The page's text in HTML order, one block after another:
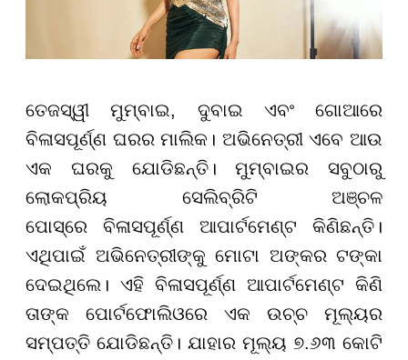
ତେଜସ୍ୱୀ ମୁମ୍ବାଇ, ଦୁବାଇ ଏବଂ ଗୋଆରେ
ବିଳାସପୂର୍ଣ୍ଣ ଘରର ମାଲିକ। ଅଭିନେତ୍ରୀ ଏବେ ଆଉ
ଏକ ଘରକୁ ଯୋଡିଛନ୍ତି। ମୁମ୍ବାଇର ସବୁଠାରୁ
ଲୋକପ୍ରିୟ ସେଲିବ୍ରିଟି ଅଞ୍ଚଳ
ପୋସ୍‌ରେ ବିଳାସପୂର୍ଣ୍ଣ ଆପାର୍ଟମେଣ୍ଟ କିଣିଛନ୍ତି।
ଏଥିପାଇଁ ଅଭିନେତ୍ରୀଙ୍କୁ ମୋଟା ଅଙ୍କର ଟଙ୍କା
ଦେଇଥିଲେ। ଏହି ବିଳାସପୂର୍ଣ୍ଣ ଆପାର୍ଟମେଣ୍ଟ କିଣି
ତାଙ୍କ ପୋର୍ଟଫୋଲିଓରେ ଏକ ଉଚ୍ଚ ମୂଲ୍ୟର
ସମ୍ପତ୍ତି ଯୋଡିଛନ୍ତି। ଯାହାର ମୂଲ୍ୟ ୭.୬୩ କୋଟି